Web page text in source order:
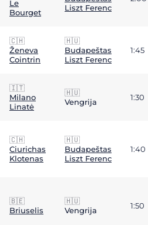
Le
Bourget
Liszt Ferenc
🇨🇭
Ženeva
Cointrin
🇭🇺
Budapeštas
Liszt Ferenc
1:45
🇮🇹
Milano
Linatė
🇭🇺
Vengrija
1:30
🇨🇭
Ciurichas
Klotenas
🇭🇺
Budapeštas
Liszt Ferenc
1:40
🇧🇪
Briuselis
🇭🇺
Vengrija
1:50